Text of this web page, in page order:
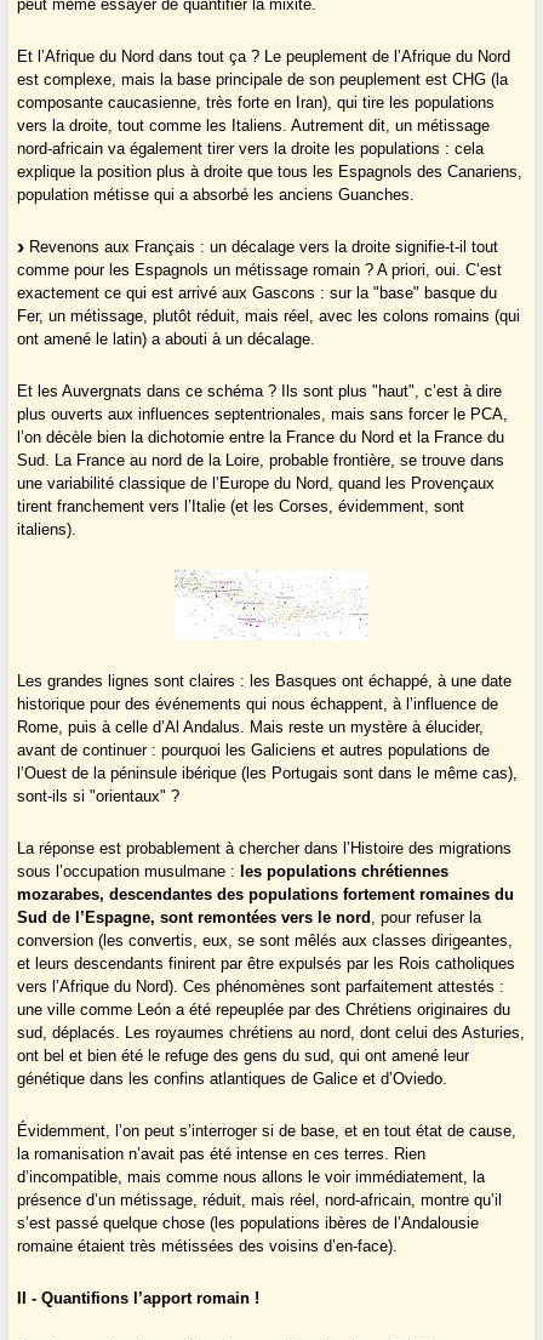
peut même essayer de quantifier la mixité.
Et l’Afrique du Nord dans tout ça ? Le peuplement de l’Afrique du Nord
est complexe, mais la base principale de son peuplement est CHG (la
composante caucasienne, très forte en Iran), qui tire les populations
vers la droite, tout comme les Italiens. Autrement dit, un métissage
nord-africain va également tirer vers la droite les populations : cela
explique la position plus à droite que tous les Espagnols des Canariens,
population métisse qui a absorbé les anciens Guanches.
Revenons aux Français : un décalage vers la droite signifie-t-il tout
comme pour les Espagnols un métissage romain ? A priori, oui. C’est
exactement ce qui est arrivé aux Gascons : sur la "base" basque du
Fer, un métissage, plutôt réduit, mais réel, avec les colons romains (qui
ont amené le latin) a abouti à un décalage.
Et les Auvergnats dans ce schéma ? Ils sont plus "haut", c’est à dire
plus ouverts aux influences septentrionales, mais sans forcer le PCA,
l’on décèle bien la dichotomie entre la France du Nord et la France du
Sud. La France au nord de la Loire, probable frontière, se trouve dans
une variabilité classique de l’Europe du Nord, quand les Provençaux
tirent franchement vers l’Italie (et les Corses, évidemment, sont
italiens).
Les grandes lignes sont claires : les Basques ont échappé, à une date
historique pour des événements qui nous échappent, à l’influence de
Rome, puis à celle d’Al Andalus. Mais reste un mystère à élucider,
avant de continuer : pourquoi les Galiciens et autres populations de
l’Ouest de la péninsule ibérique (les Portugais sont dans le même cas),
sont-ils si "orientaux" ?
La réponse est probablement à chercher dans l’Histoire des migrations
sous l’occupation musulmane : les populations chrétiennes
mozarabes, descendantes des populations fortement romaines du
Sud de l’Espagne, sont remontées vers le nord , pour refuser la
conversion (les convertis, eux, se sont mêlés aux classes dirigeantes,
et leurs descendants finirent par être expulsés par les Rois catholiques
vers l’Afrique du Nord). Ces phénomènes sont parfaitement attestés :
une ville comme León a été repeuplée par des Chrétiens originaires du
sud, déplacés. Les royaumes chrétiens au nord, dont celui des Asturies,
ont bel et bien été le refuge des gens du sud, qui ont amené leur
génétique dans les confins atlantiques de Galice et d’Oviedo.
Évidemment, l’on peut s’interroger si de base, et en tout état de cause,
la romanisation n’avait pas été intense en ces terres. Rien
d’incompatible, mais comme nous allons le voir immédiatement, la
présence d’un métissage, réduit, mais réel, nord-africain, montre qu’il
s’est passé quelque chose (les populations ibères de l’Andalousie
romaine étaient très métissées des voisins d’en-face).
II - Quantifions l’apport romain !